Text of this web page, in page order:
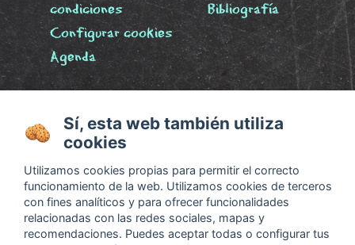
condiciones
Configurar cookies
Agenda
Bibliografía
Sí, esta web también utiliza
cookies
Utilizamos cookies propias para permitir el correcto
funcionamiento de la web. Utilizamos cookies de terceros
con fines analíticos y para ofrecer funcionalidades
relacionadas con las redes sociales, mapas y
recomendaciones. Puedes aceptar todas o configurar tus